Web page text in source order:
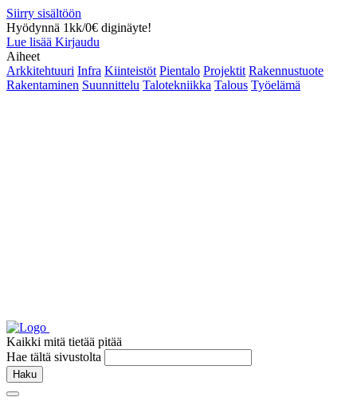
Siirry sisältöön
Hyödynnä 1kk/0€ diginäyte!
Lue lisää Kirjaudu
Aiheet
Arkkitehtuuri Infra Kiinteistöt Pientalo Projektit Rakennustuote
Rakentaminen Suunnittelu Talotekniikka Talous Työelämä
Kaikki mitä tietää pitää
Hae tältä sivustolta
Haku